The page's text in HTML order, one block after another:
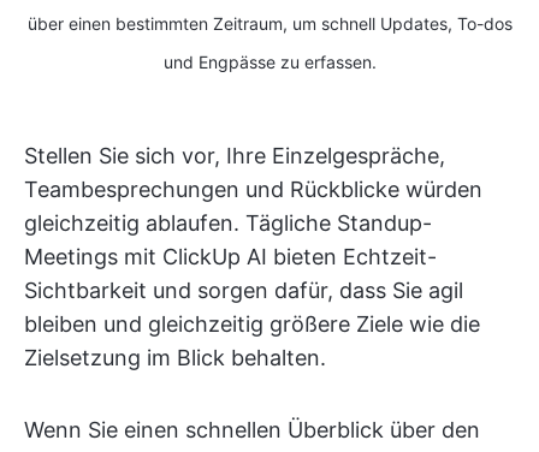
über einen bestimmten Zeitraum, um schnell Updates, To-dos
und Engpässe zu erfassen.
Stellen Sie sich vor, Ihre Einzelgespräche,
Teambesprechungen und Rückblicke würden
gleichzeitig ablaufen. Tägliche Standup-
Meetings mit ClickUp AI bieten Echtzeit-
Sichtbarkeit und sorgen dafür, dass Sie agil
bleiben und gleichzeitig größere Ziele wie die
Zielsetzung im Blick behalten.
Wenn Sie einen schnellen Überblick über den